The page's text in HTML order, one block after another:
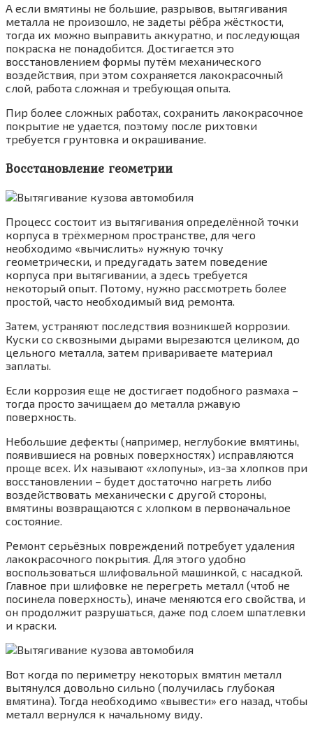
А если вмятины не большие, разрывов, вытягивания
металла не произошло, не задеты рёбра жёсткости,
тогда их можно выправить аккуратно, и последующая
покраска не понадобится. Достигается это
восстановлением формы путём механического
воздействия, при этом сохраняется лакокрасочный
слой, работа сложная и требующая опыта.
Пир более сложных работах, сохранить лакокрасочное
покрытие не удается, поэтому после рихтовки
требуется грунтовка и окрашивание.
Восстановление геометрии
Процесс состоит из вытягивания определённой точки
корпуса в трёхмерном пространстве, для чего
необходимо «вычислить» нужную точку
геометрически, и предугадать затем поведение
корпуса при вытягивании, а здесь требуется
некоторый опыт. Потому, нужно рассмотреть более
простой, часто необходимый вид ремонта.
Затем, устраняют последствия возникшей коррозии.
Куски со сквозными дырами вырезаются целиком, до
цельного металла, затем привариваете материал
заплаты.
Если коррозия еще не достигает подобного размаха –
тогда просто зачищаем до металла ржавую
поверхность.
Небольшие дефекты (например, неглубокие вмятины,
появившиеся на ровных поверхностях) исправляются
проще всех. Их называют «хлопуны», из-за хлопков при
восстановлении – будет достаточно нагреть либо
воздействовать механически с другой стороны,
вмятины возвращаются с хлопком в первоначальное
состояние.
Ремонт серьёзных повреждений потребует удаления
лакокрасочного покрытия. Для этого удобно
воспользоваться шлифовальной машинкой, с насадкой.
Главное при шлифовке не перегреть металл (чтоб не
посинела поверхность), иначе меняются его свойства, и
он продолжит разрушаться, даже под слоем шпатлевки
и краски.
Вот когда по периметру некоторых вмятин металл
вытянулся довольно сильно (получилась глубокая
вмятина). Тогда необходимо «вывести» его назад, чтобы
металл вернулся к начальному виду.